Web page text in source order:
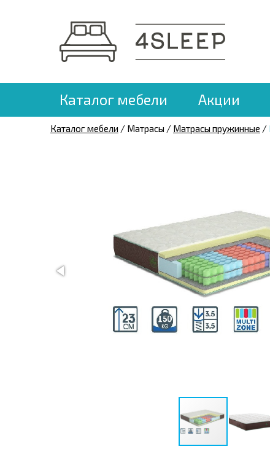
Каталог мебели Акции
Каталог мебели / Матрасы / Матрасы пружинные /